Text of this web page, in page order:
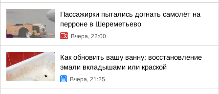
Пассажирки пытались догнать самолёт на
перроне в Шереметьево
Вчера, 22:00
Как обновить вашу ванну: восстановление
эмали вкладышами или краской
Вчера, 21:25